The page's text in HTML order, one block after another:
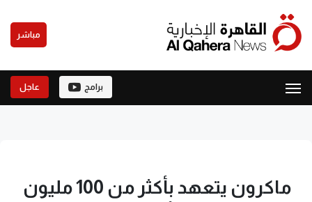
مباشر
برامج عاجل
ماكرون يتعهد بأكثر من 100 مليون